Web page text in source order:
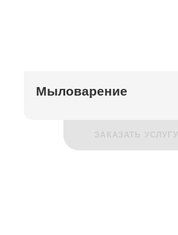
Мыловарение
ЗАКАЗАТЬ УСЛУГУ